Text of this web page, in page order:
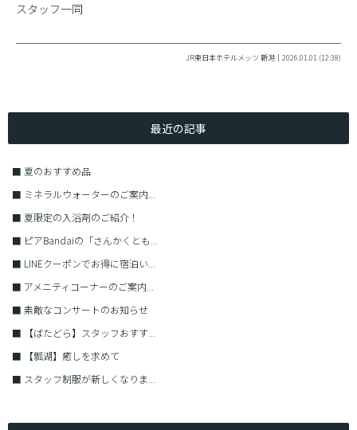
スタッフ一同
JR東日本ホテルメッツ 新潟｜2026.01.01 (12:38)
最近の記事
■ 夏のおすすめ品
■ ミネラルウォーターのご案内...
■ 夏限定の入浴剤のご紹介！
■ ピアBandaiの「さんかくとも...
■ LINEクーポンでお得に宿泊い...
■ アメニティコーナーのご案内...
■ 素敵なコンサートのお知らせ
■
【ばたどら】スタッフおすす...
■
【瓢湖】癒しを求めて
■ スタッフ制服が新しくなりま...